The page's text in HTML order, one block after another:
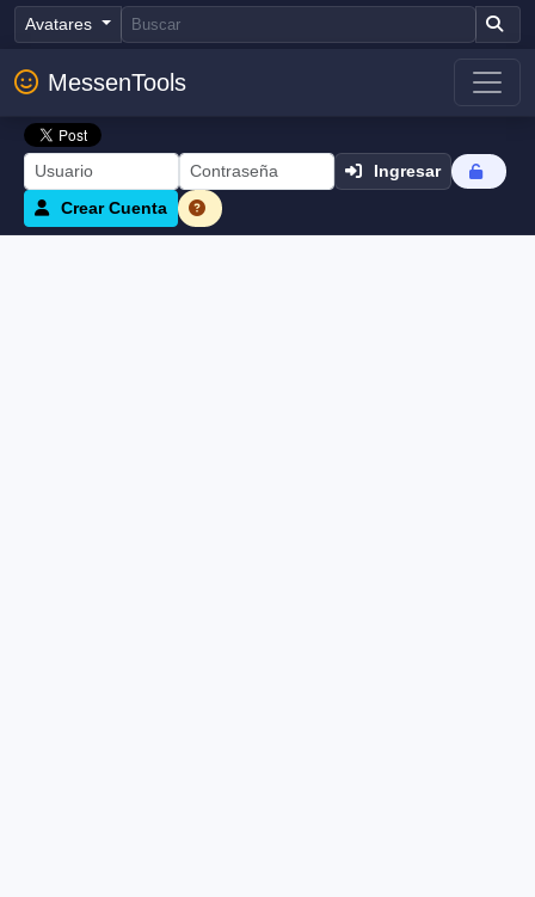
Avatares
MessenTools
Ingresar
Crear Cuenta